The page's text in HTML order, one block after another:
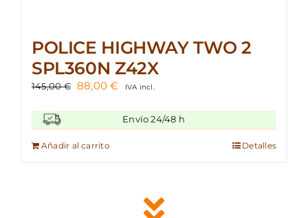
POLICE HIGHWAY TWO 2
SPL360N Z42X
145,00€ El
original
era:
145,00 €.
88,00€ El
actual
es:
IVA incl.
Envío 24/48 h
Añadir al carrito Detalles